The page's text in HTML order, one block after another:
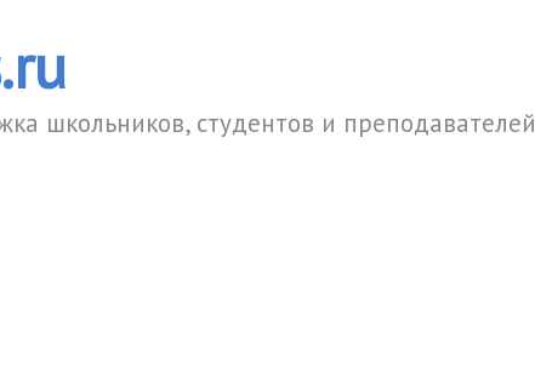
школьников, студентов и преподавателей